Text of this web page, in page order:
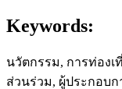
Keywords:
นวัตกรรม, การท่อง
ส่วนร่วม, ผู้ประกอบก